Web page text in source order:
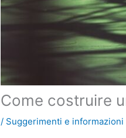
Come costruire
/ Suggerimenti e